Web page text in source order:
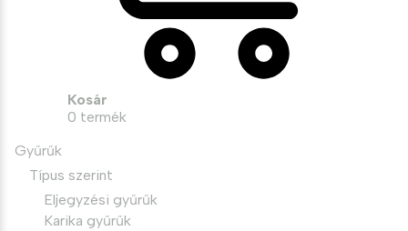
Kosár
0 termék
Gyűrűk
Típus szerint
Eljegyzési gyűrűk
Karika gyűrűk